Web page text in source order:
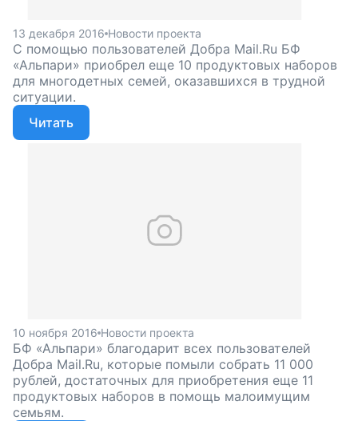
13 декабря 2016 Новости проекта
С помощью пользователей Добра Mail.Ru БФ
«Альпари» приобрел еще 10 продуктовых наборов
для многодетных семей, оказавшихся в трудной
ситуации.
Читать
10 ноября 2016 Новости проекта
БФ «Альпари» благодарит всех пользователей
Добра Mail.Ru, которые помыли собрать 11 000
рублей, достаточных для приобретения еще 11
продуктовых наборов в помощь малоимущим
семьям.